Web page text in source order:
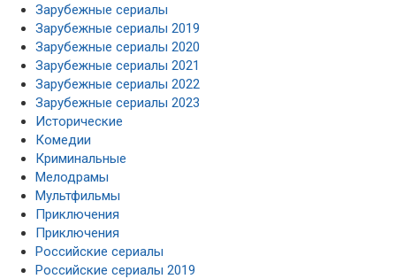
Зарубежные сериалы
Зарубежные сериалы 2019
Зарубежные сериалы 2020
Зарубежные сериалы 2021
Зарубежные сериалы 2022
Зарубежные сериалы 2023
Исторические
Комедии
Криминальные
Мелодрамы
Мультфильмы
Приключения
Приключения
Российские сериалы
Российские сериалы 2019